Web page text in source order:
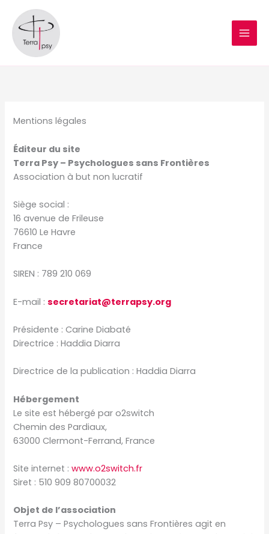
content
Mentions légales
Éditeur du site
Terra Psy – Psychologues sans Frontières
Association à but non lucratif
Siège social :
16 avenue de Frileuse
76610 Le Havre
France
SIREN : 789 210 069
E-mail :secretariat@terrapsy.org
Présidente : Carine Diabaté
Directrice : Haddia Diarra
Directrice de la publication : Haddia Diarra
Hébergement
Le site est hébergé par o2switch
Chemin des Pardiaux,
63000 Clermont-Ferrand, France
Site internet :www.o2switch.fr
Siret : 510 909 80700032
Objet de l’association
Terra Psy – Psychologues sans Frontières agit en